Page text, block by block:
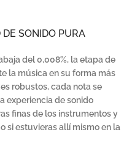
DE SONIDO PURA
del 0,008%, la etapa de
la música en su forma más
robustos, cada nota se
experiencia de sonido
finas de los instrumentos y
si estuvieras allí mismo en la